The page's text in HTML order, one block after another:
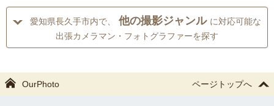
愛知県長久手市内で、 他の撮影ジャンル に対応可能な
出張カメラマン・フォトグラファーを探す
OurPhoto ページトップへ